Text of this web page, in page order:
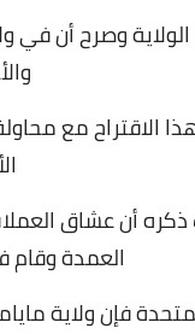
وصرح أن في
الاقتراح مع
أن عشاق
العمدة وقام
فإن ولاية